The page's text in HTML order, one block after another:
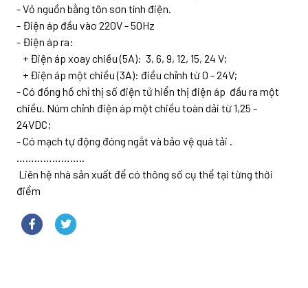
- Vỏ nguồn bằng tôn sơn tính điện.
- Điện áp đầu vào 220V - 50Hz
- Điện áp ra:
+ Điện áp xoay chiều (5A): 3, 6, 9, 12, 15, 24 V;
+ Điện áp một chiều (3A): điều chỉnh từ 0 - 24V;
- Có đồng hồ chỉ thị số điện tử hiển thị điện áp đầu ra một
chiều. Núm chỉnh điện áp một chiều toàn dải từ 1,25 -
24VDC;
- Có mạch tự động đóng ngắt và bảo vệ quá tải .
…………………..
Liên hệ nhà sản xuất để có thông số cụ thể tại từng thời
điểm